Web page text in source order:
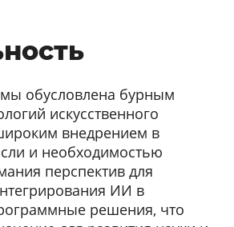
обусловлена бурным
искусственного
внедрением в
и необходимостью
перспектив для
ИИ в
решения, что